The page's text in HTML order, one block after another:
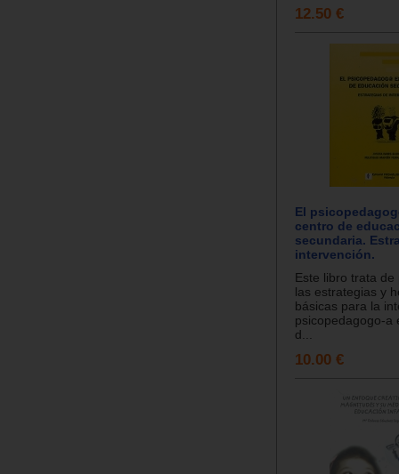
12.50 €
El
centro de
secundaria.
intervención.
Este libro trata
las estrategias y
básicas para la
psicopedagogo-a
d...
10.00 €